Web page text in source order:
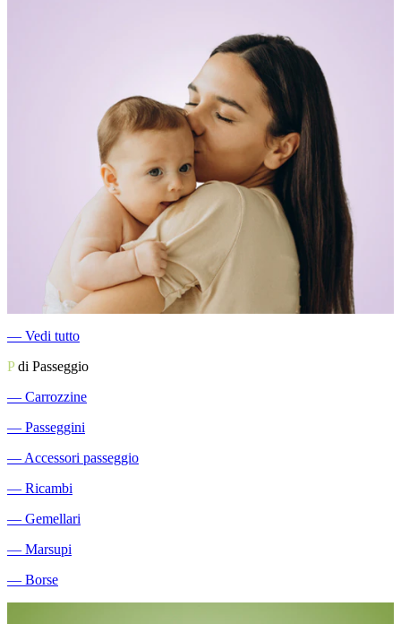
― Vedi tutto
Pdi Passeggio
― Carrozzine
― Passeggini
― Accessori passeggio
― Ricambi
― Gemellari
― Marsupi
― Borse